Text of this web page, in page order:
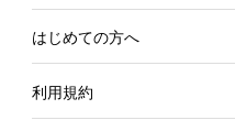
はじめての方へ
利用規約